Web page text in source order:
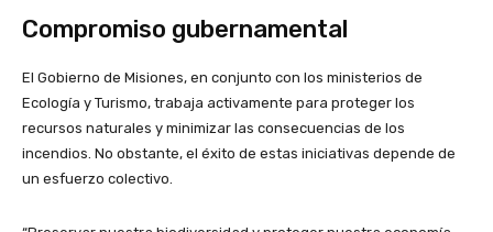
Compromiso gubernamental
El Gobierno de Misiones, en conjunto con los ministerios de
Ecología y Turismo, trabaja activamente para proteger los
recursos naturales y minimizar las consecuencias de los
incendios. No obstante, el éxito de estas iniciativas depende de
un esfuerzo colectivo.